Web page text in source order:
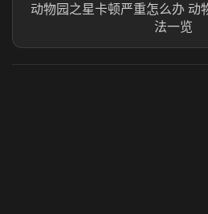
动物园之星卡顿严重怎么办 动
法一览